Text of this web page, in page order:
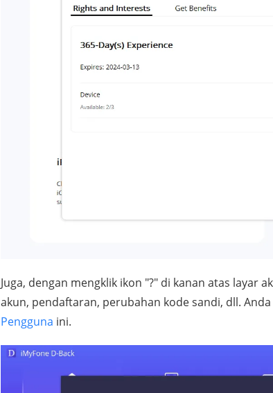
Juga, dengan mengklik ikon "?" di kanan atas layar
akun, pendaftaran, perubahan kode sandi, dll.
Pengguna ini.